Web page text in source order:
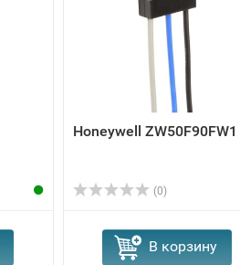
Honeywell ZW50F90FW1
(0)
В корзину